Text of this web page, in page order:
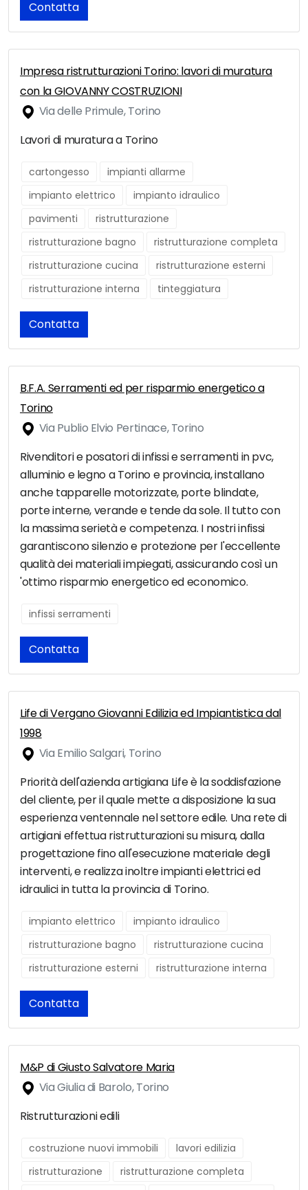
Contatta
Impresa ristrutturazioni Torino: lavori di muratura
con la GIOVANNY COSTRUZIONI
Via delle Primule, Torino
Lavori di muratura a Torino
cartongesso
impianti allarme
impianto elettrico
impianto idraulico
pavimenti
ristrutturazione
ristrutturazione bagno
ristrutturazione completa
ristrutturazione cucina
ristrutturazione esterni
ristrutturazione interna
tinteggiatura
Contatta
B.F.A. Serramenti ed per risparmio energetico a
Torino
Via Publio Elvio Pertinace, Torino
Rivenditori e posatori di infissi e serramenti in pvc,
alluminio e legno a Torino e provincia, installano
anche tapparelle motorizzate, porte blindate,
porte interne, verande e tende da sole. Il tutto con
la massima serietà e competenza. I nostri infissi
garantiscono silenzio e protezione per l'eccellente
qualità dei materiali impiegati, assicurando così un
'ottimo risparmio energetico ed economico.
infissi serramenti
Contatta
Life di Vergano Giovanni Edilizia ed Impiantistica dal
1998
Via Emilio Salgari, Torino
Priorità dell'azienda artigiana Life è la soddisfazione
del cliente, per il quale mette a disposizione la sua
esperienza ventennale nel settore edile. Una rete di
artigiani effettua ristrutturazioni su misura, dalla
progettazione fino all'esecuzione materiale degli
interventi, e realizza inoltre impianti elettrici ed
idraulici in tutta la provincia di Torino.
impianto elettrico
impianto idraulico
ristrutturazione bagno
ristrutturazione cucina
ristrutturazione esterni
ristrutturazione interna
Contatta
M&P di Giusto Salvatore Maria
Via Giulia di Barolo, Torino
Ristrutturazioni edili
costruzione nuovi immobili
lavori edilizia
ristrutturazione
ristrutturazione completa